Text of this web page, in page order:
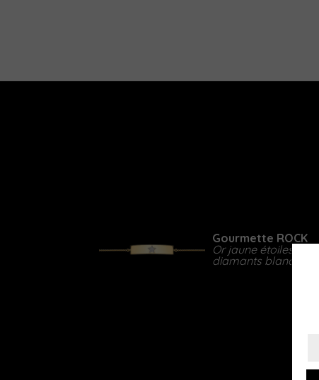
Gourmette ROCK
Or jaune étoiles en
diamants blancs